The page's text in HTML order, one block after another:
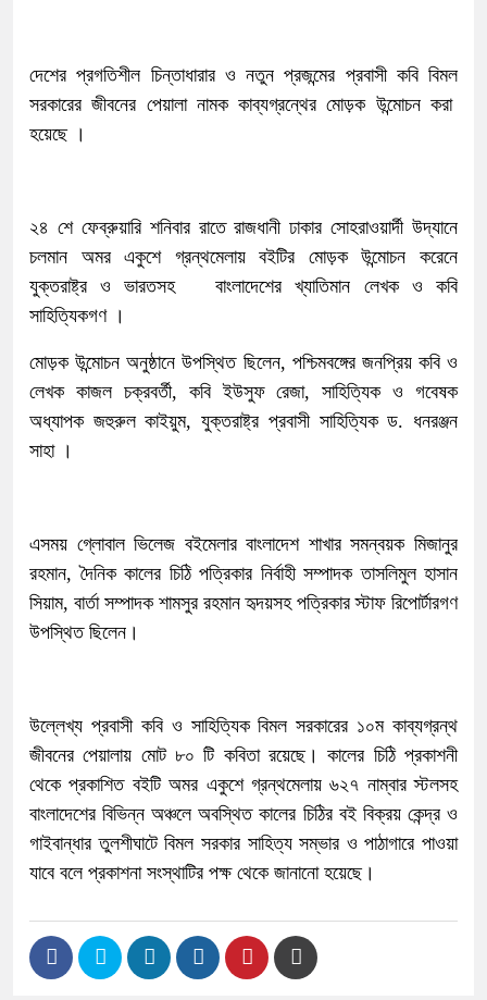
দেশের প্রগতিশীল চিন্তাধারার ও নতুন প্রজন্মের প্রবাসী কবি বিমল
সরকারের জীবনের পেয়ালা নামক কাব্যগ্রন্থের মোড়ক উন্মোচন করা
হয়েছে ।
২৪ শে ফেব্রুয়ারি শনিবার রাতে রাজধানী ঢাকার সোহরাওয়ার্দী উদ্যানে
চলমান অমর একুশে গ্রন্থমেলায় বইটির মোড়ক উন্মোচন করেনে
যুক্তরাষ্ট্র ও ভারতসহ বাংলাদেশের খ্যাতিমান লেখক ও কবি
সাহিত্যিকগণ ।
মোড়ক উন্মোচন অনুষ্ঠানে উপস্থিত ছিলেন, পশ্চিমবঙ্গের জনপ্রিয় কবি ও
লেখক কাজল চক্রবর্তী, কবি ইউসুফ রেজা, সাহিত্যিক ও গবেষক
অধ্যাপক জহুরুল কাইয়ুম, যুক্তরাষ্ট্র প্রবাসী সাহিত্যিক ড. ধনরঞ্জন
সাহা ।
এসময় গ্লোবাল ভিলেজ বইমেলার বাংলাদেশ শাখার সমন্বয়ক মিজানুর
রহমান, দৈনিক কালের চিঠি পত্রিকার নির্বাহী সম্পাদক তাসলিমুল হাসান
সিয়াম, বার্তা সম্পাদক শামসুর রহমান হৃদয়সহ পত্রিকার স্টাফ রিপোর্টারগণ
উপস্থিত ছিলেন।
উল্লেখ্য প্রবাসী কবি ও সাহিত্যিক বিমল সরকারের ১০ম কাব্যগ্রন্থ
জীবনের পেয়ালায় মোট ৮০ টি কবিতা রয়েছে। কালের চিঠি প্রকাশনী
থেকে প্রকাশিত বইটি অমর একুশে গ্রন্থমেলায় ৬২৭ নাম্বার স্টলসহ
বাংলাদেশের বিভিন্ন অঞ্চলে অবস্থিত কালের চিঠির বই বিক্রয় কেন্দ্র ও
গাইবান্ধার তুলশীঘাটে বিমল সরকার সাহিত্য সম্ভার ও পাঠাগারে পাওয়া
যাবে বলে প্রকাশনা সংস্থাটির পক্ষ থেকে জানানো হয়েছে।